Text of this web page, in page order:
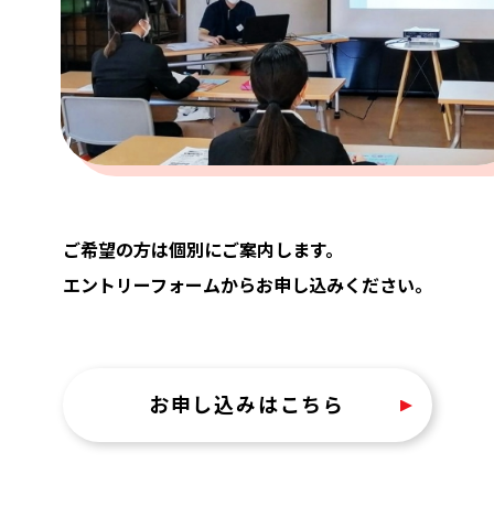
ご希望の方は個別にご案内します。
エントリーフォームからお申し込みください。
お申し込みはこちら